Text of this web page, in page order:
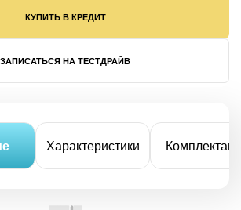
КУПИТЬ В КРЕДИТ
ЗАПИСАТЬСЯ НА ТЕСТДРАЙВ
Характеристики